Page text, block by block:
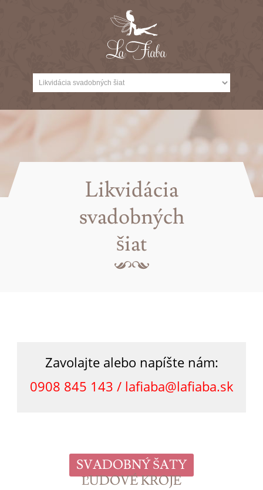
Likvidácia
svadobných
šiat
Zavolajte alebo napíšte nám:
0908 845 143 / lafiaba@lafiaba.sk
SVADOBNÝ ŠATY
ĽUDOVÉ KROJE